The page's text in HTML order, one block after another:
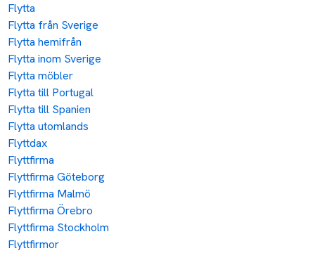
Flytta
Flytta från Sverige
Flytta hemifrån
Flytta inom Sverige
Flytta möbler
Flytta till Portugal
Flytta till Spanien
Flytta utomlands
Flyttdax
Flyttfirma
Flyttfirma Göteborg
Flyttfirma Malmö
Flyttfirma Örebro
Flyttfirma Stockholm
Flyttfirmor